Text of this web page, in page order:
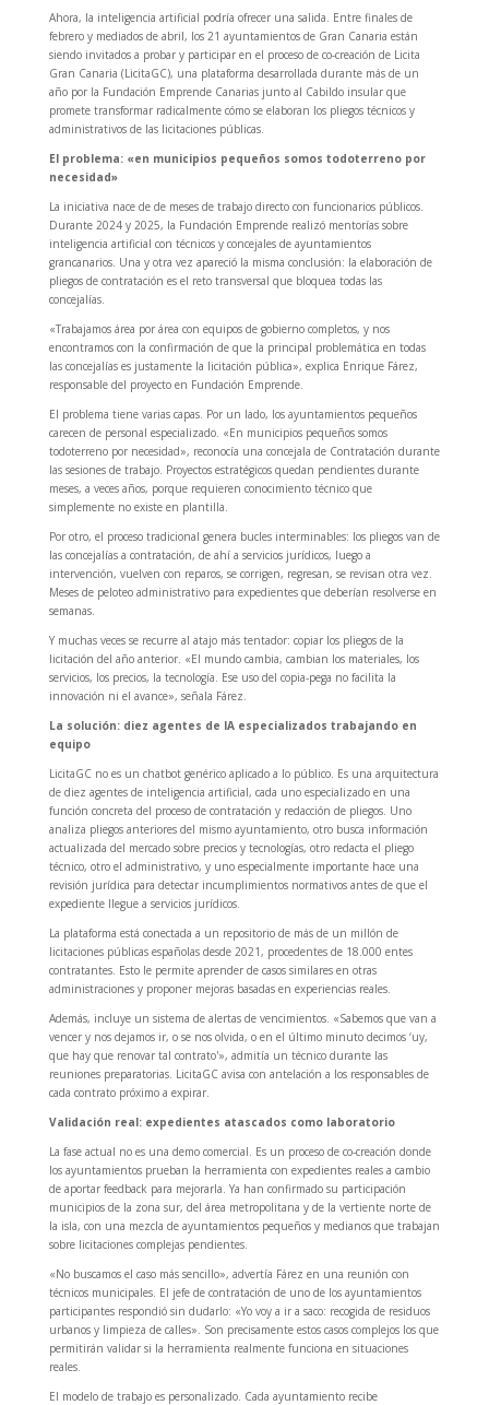
Ahora, la inteligencia artificial podría ofrecer una salida. Entre finales de
febrero y mediados de abril, los 21 ayuntamientos de Gran Canaria están
siendo invitados a probar y participar en el proceso de co-creación de Licita
Gran Canaria (LicitaGC), una plataforma desarrollada durante más de un
año por la Fundación Emprende Canarias junto al Cabildo insular que
promete transformar radicalmente cómo se elaboran los pliegos técnicos y
administrativos de las licitaciones públicas.
El problema: «en municipios pequeños somos todoterreno por
necesidad»
La iniciativa nace de de meses de trabajo directo con funcionarios públicos.
Durante 2024 y 2025, la Fundación Emprende realizó mentorías sobre
inteligencia artificial con técnicos y concejales de ayuntamientos
grancanarios. Una y otra vez apareció la misma conclusión: la elaboración de
pliegos de contratación es el reto transversal que bloquea todas las
concejalías.
«Trabajamos área por área con equipos de gobierno completos, y nos
encontramos con la confirmación de que la principal problemática en todas
las concejalías es justamente la licitación pública», explica Enrique Fárez,
responsable del proyecto en Fundación Emprende.
El problema tiene varias capas. Por un lado, los ayuntamientos pequeños
carecen de personal especializado. «En municipios pequeños somos
todoterreno por necesidad», reconocía una concejala de Contratación durante
las sesiones de trabajo. Proyectos estratégicos quedan pendientes durante
meses, a veces años, porque requieren conocimiento técnico que
simplemente no existe en plantilla.
Por otro, el proceso tradicional genera bucles interminables: los pliegos van de
las concejalías a contratación, de ahí a servicios jurídicos, luego a
intervención, vuelven con reparos, se corrigen, regresan, se revisan otra vez.
Meses de peloteo administrativo para expedientes que deberían resolverse en
semanas.
Y muchas veces se recurre al atajo más tentador: copiar los pliegos de la
licitación del año anterior. «El mundo cambia, cambian los materiales, los
servicios, los precios, la tecnología. Ese uso del copia-pega no facilita la
innovación ni el avance», señala Fárez.
La solución: diez agentes de IA especializados trabajando en
equipo
LicitaGC no es un chatbot genérico aplicado a lo público. Es una arquitectura
de diez agentes de inteligencia artificial, cada uno especializado en una
función concreta del proceso de contratación y redacción de pliegos. Uno
analiza pliegos anteriores del mismo ayuntamiento, otro busca información
actualizada del mercado sobre precios y tecnologías, otro redacta el pliego
técnico, otro el administrativo, y uno especialmente importante hace una
revisión jurídica para detectar incumplimientos normativos antes de que el
expediente llegue a servicios jurídicos.
La plataforma está conectada a un repositorio de más de un millón de
licitaciones públicas españolas desde 2021, procedentes de 18.000 entes
contratantes. Esto le permite aprender de casos similares en otras
administraciones y proponer mejoras basadas en experiencias reales.
Además, incluye un sistema de alertas de vencimientos. «Sabemos que van a
vencer y nos dejamos ir, o se nos olvida, o en el último minuto decimos ‘uy,
que hay que renovar tal contrato'», admitía un técnico durante las
reuniones preparatorias. LicitaGC avisa con antelación a los responsables de
cada contrato próximo a expirar.
Validación real: expedientes atascados como laboratorio
La fase actual no es una demo comercial. Es un proceso de co-creación donde
los ayuntamientos prueban la herramienta con expedientes reales a cambio
de aportar feedback para mejorarla. Ya han confirmado su participación
municipios de la zona sur, del área metropolitana y de la vertiente norte de
la isla, con una mezcla de ayuntamientos pequeños y medianos que trabajan
sobre licitaciones complejas pendientes.
«No buscamos el caso más sencillo», advertía Fárez en una reunión con
técnicos municipales. El jefe de contratación de uno de los ayuntamientos
participantes respondió sin dudarlo: «Yo voy a ir a saco: recogida de residuos
urbanos y limpieza de calles». Son precisamente estos casos complejos los que
permitirán validar si la herramienta realmente funciona en situaciones
reales.
El modelo de trabajo es personalizado. Cada ayuntamiento recibe